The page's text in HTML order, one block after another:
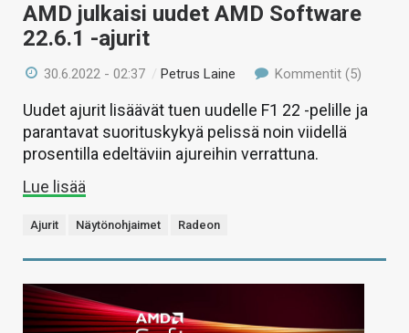
AMD julkaisi uudet AMD Software
22.6.1 -ajurit
30.6.2022 - 02:37 / Petrus Laine Kommentit (5)
Uudet ajurit lisäävät tuen uudelle F1 22 -pelille ja
parantavat suorituskykyä pelissä noin viidellä
prosentilla edeltäviin ajureihin verrattuna.
Lue lisää
Ajurit Näytönohjaimet Radeon